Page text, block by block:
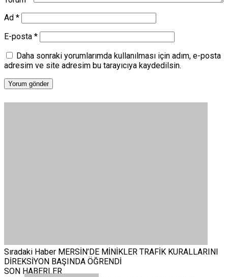
Ad *
E-posta *
Daha sonraki yorumlarımda kullanılması için adım, e-posta
adresim ve site adresim bu tarayıcıya kaydedilsin.
Sıradaki Haber MERSİN’DE MİNİKLER TRAFİK KURALLARINI
DİREKSİYON BAŞINDA ÖĞRENDİ
SON HABERLER